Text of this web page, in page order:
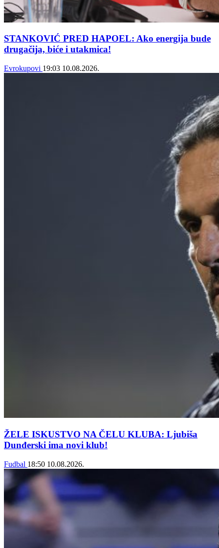
STANKOVIĆ PRED HAPOEL: Ako energija bude
drugačija, biće i utakmica!
Evrokupovi 19:03 10.08.2026.
ŽELE ISKUSTVO NA ČELU KLUBA: Ljubiša
Dunđerski ima novi klub!
Fudbal 18:50 10.08.2026.